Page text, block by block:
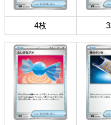
4枚